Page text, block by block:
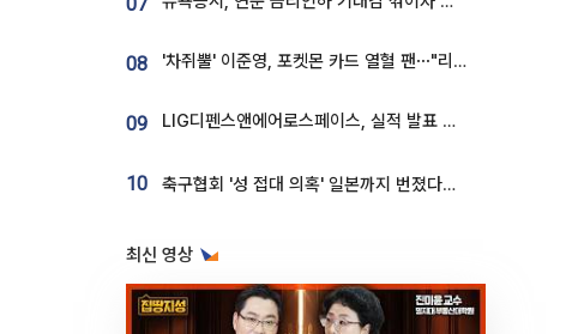
08 '차쥐뿔' 이준영, 포켓몬 카드 열혈 팬⋯"리셀러 처단할 것"
09 LIG디펜스앤에어로스페이스, 실적 발표 후 급락→반등⋯증권가 “28년까지 튼튼”
10 축구협회 '성 접대 의혹' 일본까지 번졌다…日 심판 실명 공개
최신 영상